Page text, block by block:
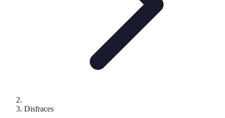
Disfraces